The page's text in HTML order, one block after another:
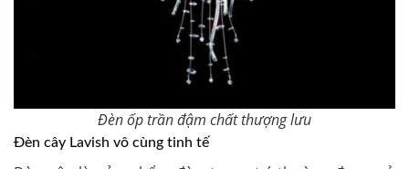
Đèn ốp trần đậm chất thượng lưu
Đèn cây Lavish vô cùng tinh tế